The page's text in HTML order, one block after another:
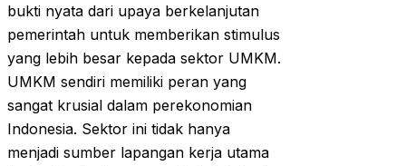
bukti nyata dari upaya berkelanjutan
pemerintah untuk memberikan stimulus
yang lebih besar kepada sektor UMKM.
UMKM sendiri memiliki peran yang
sangat krusial dalam perekonomian
Indonesia. Sektor ini tidak hanya
menjadi sumber lapangan kerja utama